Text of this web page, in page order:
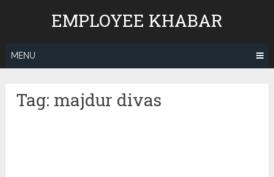
EMPLOYEE KHABAR
MENU
Tag: majdur divas